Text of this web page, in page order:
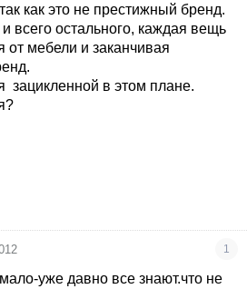
как это не престижный бренд.
всего остального, каждая вещь
мебели и заканчивая
зацикленной в этом плане.
1
уже давно все знают.что не